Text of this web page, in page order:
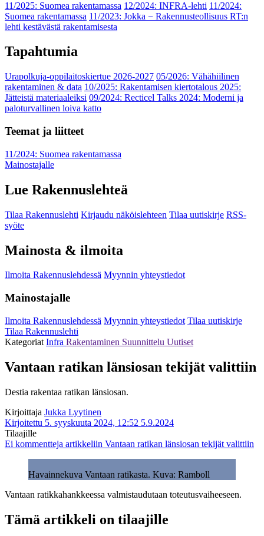
11/2025: Suomea rakentamassa 12/2024: INFRA-lehti 11/2024:
Suomea rakentamassa 11/2023: Jokka − Rakennusteollisuus RT:n
lehti kestävästä rakentamisesta
Tapahtumia
Urapolkuja-oppilaitoskiertue 2026-2027 05/2026: Vähähiilinen
rakentaminen & data 10/2025: Rakentamisen kiertotalous 2025:
Jätteistä materiaaleiksi 09/2024: Recticel Talks 2024: Moderni ja
paloturvallinen loiva katto
Teemat ja liitteet
11/2024: Suomea rakentamassa
Mainostajalle
Lue Rakennuslehteä
Tilaa Rakennuslehti Kirjaudu näköislehteen Tilaa uutiskirje RSS-
syöte
Mainosta & ilmoita
Ilmoita Rakennuslehdessä Myynnin yhteystiedot
Mainostajalle
Ilmoita Rakennuslehdessä Myynnin yhteystiedot Tilaa uutiskirje
Tilaa Rakennuslehti
Kategoriat Infra Rakentaminen Suunnittelu Uutiset
Vantaan ratikan länsiosan tekijät valittiin
Destia rakentaa ratikan länsiosan.
Kirjoittaja Jukka Lyytinen
Kirjoitettu 5. syyskuuta 2024, 12:52 5.9.2024
Tilaajille
Ei kommentteja artikkeliin Vantaan ratikan länsiosan tekijät valittiin
Havainnekuva Vantaan ratikasta. Kuva: Ramboll
Vantaan ratikkahankkeessa valmistaudutaan toteutusvaiheeseen.
Tämä artikkeli on tilaajille